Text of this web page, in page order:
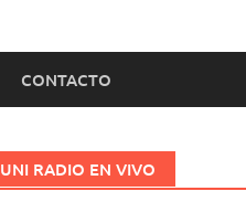
CONTACTO
UNI RADIO EN VIVO